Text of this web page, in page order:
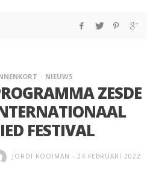
NIEUWS
ZESDE
FESTIVAL
JORDI KOOIMAN - 24 FEBRUARI 2022